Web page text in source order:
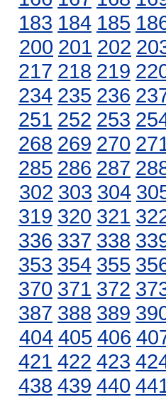
183 184 185
200 201 202
217 218 219
234 235 236
251 252 253
268 269 270
285 286 287
302 303 304
319 320 321
336 337 338
353 354 355
370 371 372
387 388 389
404 405 406
421 422 423
438 439 440